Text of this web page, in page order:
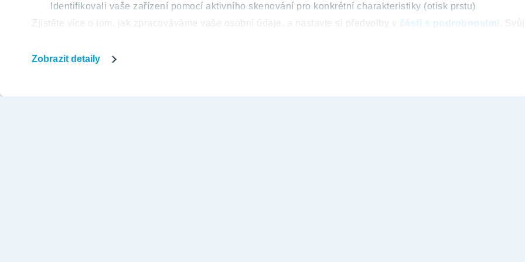
Identifikovali vaše zařízení pomocí aktivního skenování pro konkrétní charakteristiky (otisk prstu)
Zjistěte více o tom, jak zpracováváme vaše osobní údaje, a nastavte si předvolby v části s podrobnostmi .
Naše webové stránky používají soubory cookies, které nám pomáhají poskytovat zajímavý obsah, například
Zobrazit detaily